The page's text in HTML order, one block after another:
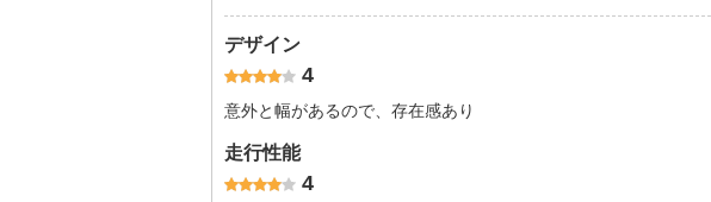
デザイン
4
意外と幅があるので、存在感あり
走行性能
4